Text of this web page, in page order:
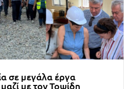
σε μεγάλα έργα
με τον Τοψίδη